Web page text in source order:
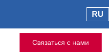
RU
Связаться с нами